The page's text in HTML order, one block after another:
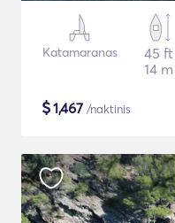
Katamaranas
45 ft
14 m
$1,467 /naktinis